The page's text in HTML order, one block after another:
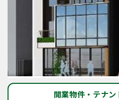
開業物件・テナ